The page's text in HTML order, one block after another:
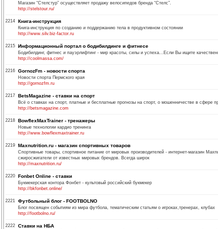
Магазин “Стелстур” осуществляет продажу велосипедов бренда “Стелс”.
http://stelstour.ru/
2214 Книга-инструкция
Книга-инструкция по созданию и поддержанию тела в продуктивном состоянии
http://www.silv.biz-factor.ru
2215 Информационный портал о бодибилдинге и фитнесе
Бодибилдинг, фитнес и пауэрлифтинг - мир красоты, силы и успеха...Если Вы ищите
http://coolmassa.com/
2216 GornozFm - новости спорта
Новости спорта Пермского края
http://gornozfm.ru
2217 BetsMagazine - ставки на спорт
Всё о ставках на спорт, платные и бесплатные прогнозы на спорт, о мошенничестве в сфере
http://betsmagazine.com
2218 BowflexMaxTrainer - тренажеры
Новые технологии кардио тренинга
http://www.bowflexmaxtrainer.ru
2219 Maxnutrition.ru - магазин спортивных товаров
Спортивные товары, спортивное питание от мировых производителей - интернет-магазин
сжиросжигатели от известных мировых брендов. Всегда широк
http://maxnutrition.ru/
2220 Fonbet Online - ставки
Букмекерская контора Фонбет - культовый российский букмекер
http://bkfonbet.online/
2221 Футбольный блог - FOOTBOLNO
Блог посвящен событиям из мира футбола, тематическим статьям о игроках,тренерах, клубах
http://footbolno.ru/
2222 Ставки на НБА